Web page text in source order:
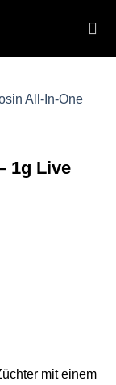
1g Live
mit einem